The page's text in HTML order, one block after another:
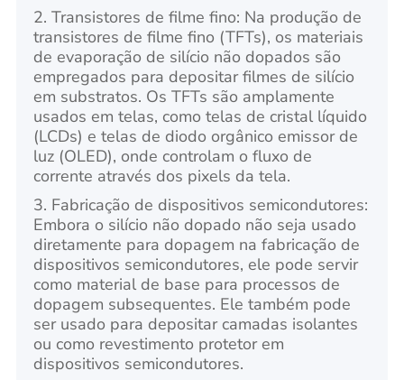
2. Transistores de filme fino: Na produção de
transistores de filme fino (TFTs), os materiais
de evaporação de silício não dopados são
empregados para depositar filmes de silício
em substratos. Os TFTs são amplamente
usados em telas, como telas de cristal líquido
(LCDs) e telas de diodo orgânico emissor de
luz (OLED), onde controlam o fluxo de
corrente através dos pixels da tela.
3. Fabricação de dispositivos semicondutores:
Embora o silício não dopado não seja usado
diretamente para dopagem na fabricação de
dispositivos semicondutores, ele pode servir
como material de base para processos de
dopagem subsequentes. Ele também pode
ser usado para depositar camadas isolantes
ou como revestimento protetor em
dispositivos semicondutores.